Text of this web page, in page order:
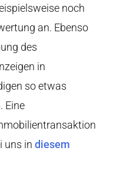
noch
an. Ebenso
des
in
so etwas
Eine
uns in diesem